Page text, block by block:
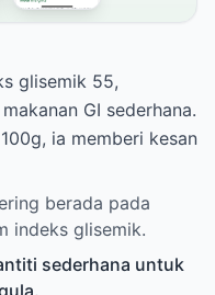
glisemik 55,
GI sederhana.
ia memberi kesan
berada pada
indeks glisemik.
sederhana untuk